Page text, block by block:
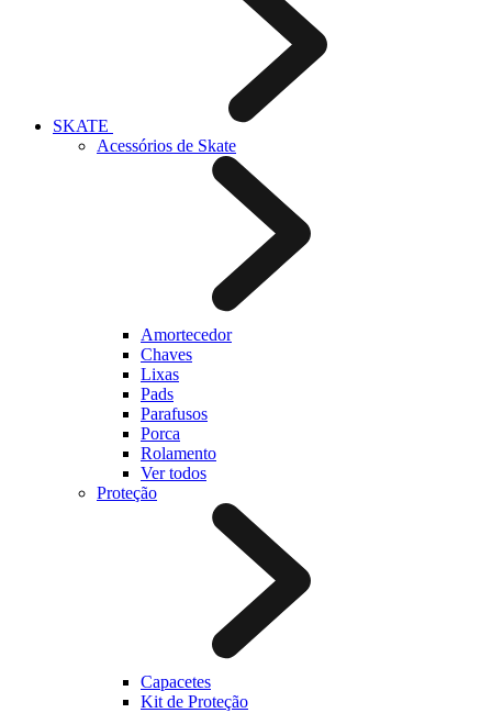
SKATE
Acessórios de Skate
Amortecedor
Chaves
Lixas
Pads
Parafusos
Porca
Rolamento
Ver todos
Proteção
Capacetes
Kit de Proteção